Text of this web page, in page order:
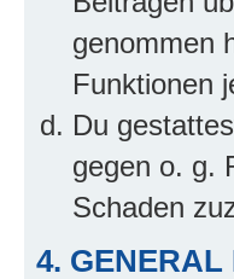
genommen
Funktionen
Du
gegen o. g.
Schaden
4. GENERAL